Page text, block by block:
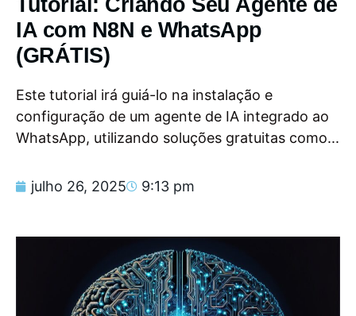
IA com N8N e WhatsApp
(GRÁTIS)
Este tutorial irá guiá-lo na instalação e
configuração de um agente de IA integrado ao
WhatsApp, utilizando soluções gratuitas como...
julho 26, 2025 9:13 pm